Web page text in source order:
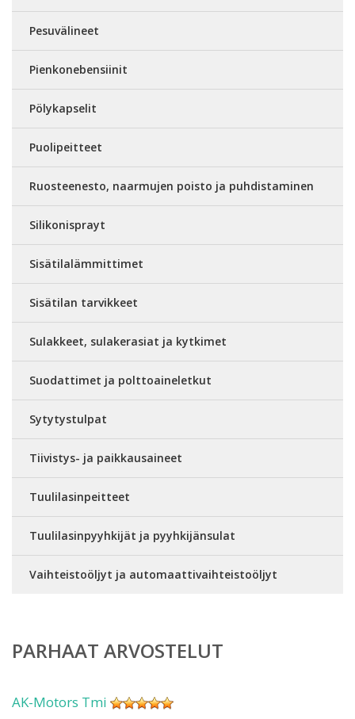
Pesuvälineet
Pienkonebensiinit
Pölykapselit
Puolipeitteet
Ruosteenesto, naarmujen poisto ja puhdistaminen
Silikonisprayt
Sisätilalämmittimet
Sisätilan tarvikkeet
Sulakkeet, sulakerasiat ja kytkimet
Suodattimet ja polttoaineletkut
Sytytystulpat
Tiivistys- ja paikkausaineet
Tuulilasinpeitteet
Tuulilasinpyyhkijät ja pyyhkijänsulat
Vaihteistoöljyt ja automaattivaihteistoöljyt
PARHAAT ARVOSTELUT
AK-Motors Tmi